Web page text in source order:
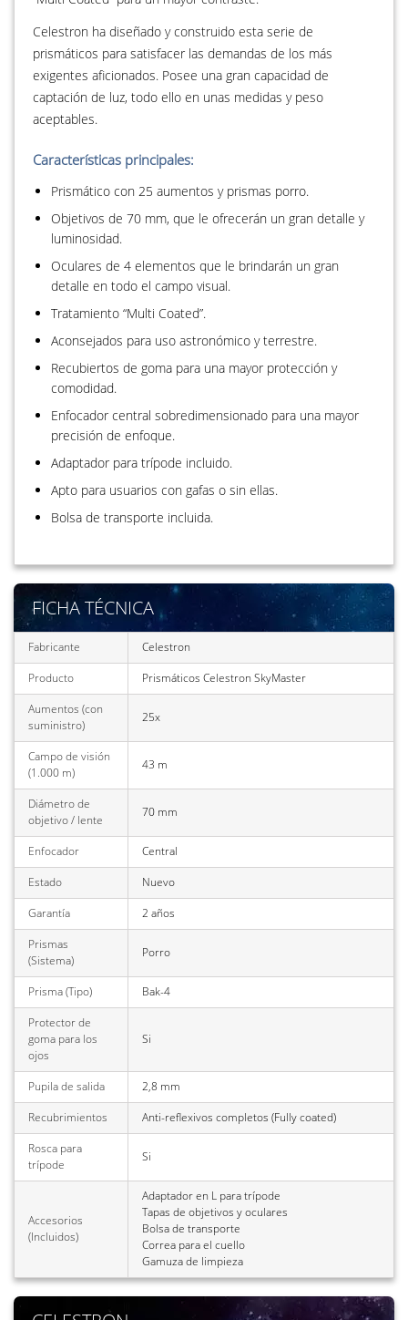
Celestron ha diseñado y construido esta serie de
prismáticos para satisfacer las demandas de los más
exigentes aficionados. Posee una gran capacidad de
captación de luz, todo ello en unas medidas y peso
aceptables.
Características principales:
Prismático con 25 aumentos y prismas porro.
Objetivos de 70 mm, que le ofrecerán un gran detalle y
luminosidad.
Oculares de 4 elementos que le brindarán un gran
detalle en todo el campo visual.
Tratamiento “Multi Coated”.
Aconsejados para uso astronómico y terrestre.
Recubiertos de goma para una mayor protección y
comodidad.
Enfocador central sobredimensionado para una mayor
precisión de enfoque.
Adaptador para trípode incluido.
Apto para usuarios con gafas o sin ellas.
Bolsa de transporte incluida.
FICHA TÉCNICA
Fabricante
Celestron
Producto
Prismáticos Celestron SkyMaster
Aumentos (con
suministro)
25x
Campo de visión
(1.000 m)
43 m
Diámetro de
objetivo / lente
70 mm
Enfocador
Central
Estado
Nuevo
Garantía
2 años
Prismas
(Sistema)
Porro
Prisma (Tipo)
Bak-4
Protector de
goma para los
ojos
Si
Pupila de salida
2,8 mm
Recubrimientos
Anti-reflexivos completos (Fully coated)
Rosca para
trípode
Si
Accesorios
(Incluidos)
Adaptador en L para trípode
Tapas de objetivos y oculares
Bolsa de transporte
Correa para el cuello
Gamuza de limpieza